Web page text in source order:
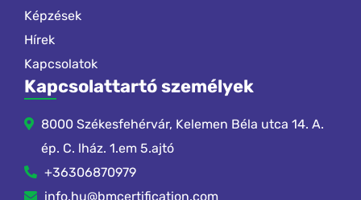
Képzések
Hírek
Kapcsolatok
Kapcsolattartó személyek
8000 Székesfehérvár, Kelemen Béla utca 14. A.
ép. C. lház. 1.em 5.ajtó
+36306870979
info.hu@bmcertification.com